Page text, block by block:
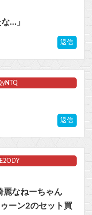
…」
返信
返信
なねーちゃん
ーン2のセット買